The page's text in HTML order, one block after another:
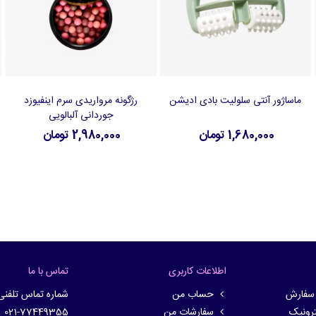
افزودن به سبد خرید
ماساژور آنتی سلولیت بادی ادیشن
1,680,000 تومان
افزودن به سبد خرید
رژگونه مرواریدی سرم اینفیوزد
جوردانی آلبالویی
2,980,000 تومان
سفارش
اطلاعات کاربری
حساب من
تماس با ما
شماره تماس